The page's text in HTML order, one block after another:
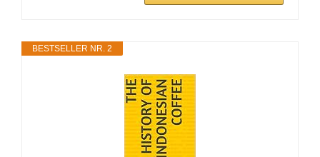
BESTSELLER NR. 2